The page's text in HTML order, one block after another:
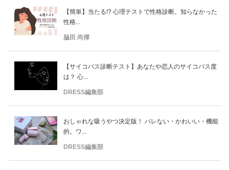
【簡単】当たる!? 心理テストで性格診断。知らなかった
性格...
脇田 尚揮
【サイコパス診断テスト】あなたや恋人のサイコパス度
は？ 心...
DRESS編集部
おしゃれな吸うやつ決定版！ バレない・かわいい・機能
的。ワ...
DRESS編集部